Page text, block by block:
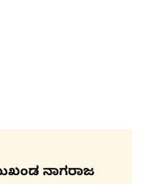
ನಾಗರಾಜ